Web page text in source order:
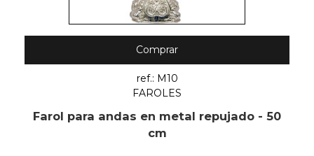
Comprar
ref.: M10
FAROLES
Farol para andas en metal repujado - 50
cm